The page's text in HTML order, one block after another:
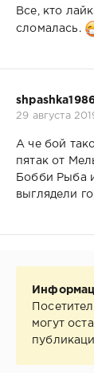
Все, кто
сломалась.
29 августа
А че бой
пятак от
Бобби Рыба
выглядели
могут